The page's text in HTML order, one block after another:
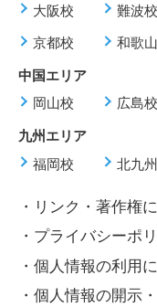
大阪校 難波校
京都校
和歌
中国エリア
岡山校 広島校
九州エリア
福岡校 北九
・リンク・著作権
・プライバシーポ
・個人情報の利用
・個人情報の開示